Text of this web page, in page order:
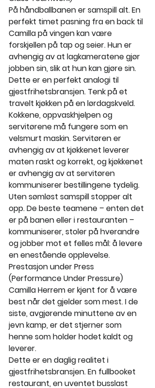
På håndballbanen er samspill alt. En
perfekt timet pasning fra en back til
Camilla på vingen kan være
forskjellen på tap og seier. Hun er
avhengig av at lagkameratene gjør
jobben sin, slik at hun kan gjøre sin.
Dette er en perfekt analogi til
gjestfrihetsbransjen. Tenk på et
travelt kjøkken på en lørdagskveld.
Kokkene, oppvaskhjelpen og
servitørene må fungere som en
velsmurt maskin. Servitøren er
avhengig av at kjøkkenet leverer
maten raskt og korrekt, og kjøkkenet
er avhengig av at servitøren
kommuniserer bestillingene tydelig.
Uten sømløst samspill stopper alt
opp. De beste teamene – enten det
er på banen eller i restauranten –
kommuniserer, stoler på hverandre
og jobber mot et felles mål: å levere
en enestående opplevelse.
Prestasjon under Press
(Performance Under Pressure)
Camilla Herrem er kjent for å være
best når det gjelder som mest. I de
siste, avgjørende minuttene av en
jevn kamp, er det stjerner som
henne som holder hodet kaldt og
leverer.
Dette er en daglig realitet i
gjestfrihetsbransjen. En fullbooket
restaurant, en uventet busslast